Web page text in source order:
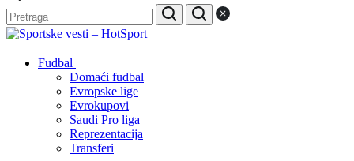
Fudbal
Domaći fudbal
Evropske lige
Evrokupovi
Saudi Pro liga
Reprezentacija
Transferi